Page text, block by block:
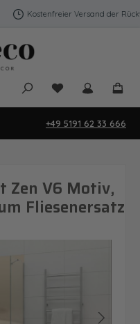
Kostenfreier Versand der
Du hast 0
+49 5191 62 33 666
Zen V6 Motiv,
Fliesenersatz